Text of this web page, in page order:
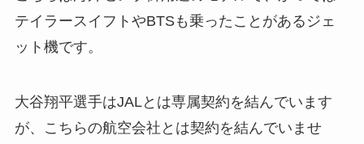
テイラースイフトやBTSも乗ったことがあるジェ
ット機です。
大谷翔平選手はJALとは専属契約を結んでいます
が、こちらの航空会社とは契約を結んでいませ